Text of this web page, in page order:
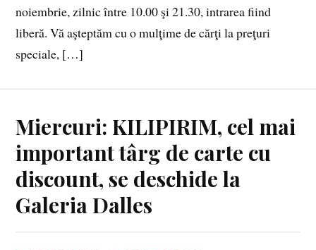
noiembrie, zilnic între 10.00 şi 21.30, intrarea fiind
liberă. Vă aşteptăm cu o mulţime de cărţi la preţuri
speciale, […]
Miercuri: KILIPIRIM, cel mai
important târg de carte cu
discount, se deschide la
Galeria Dalles